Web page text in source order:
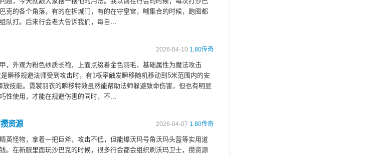
克的各个角落，有的在拆城门，有的在守皇宫，喊集合的时候，跑图都
队打。后来行会老大告诉我们，每自…
2026-04-10 1.80传奇
，外观为粉色纱质长袍，上面点缀着金色羽毛，基础属性为魔法攻击
瞬移规避法师受到攻击时，有1概率触发瞬移随机移动到5米范围内的安
技能。霓裳羽衣的瞬移特效虽然能帮助法师躲避致命伤害，但也有明显
性使用，才能在规避伤害的同时，不…
资源 2026-04-07 1.80传奇
英怪物，拿着一把巨斧，攻击不低，但能爆沃玛号角沃玛头盔等实用道
。在新服里面玩沙巴克的时候，很多行会都会组织刷沃玛卫士，攒资源